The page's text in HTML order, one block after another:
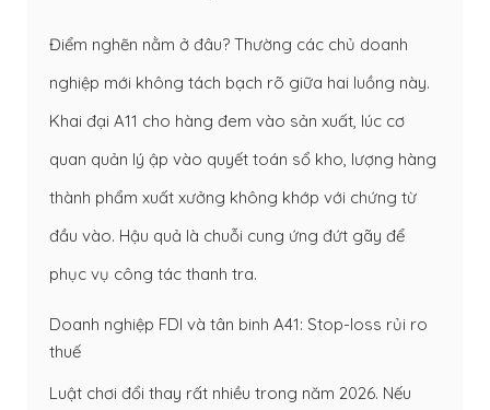
Điểm nghẽn nằm ở đâu? Thường các chủ doanh
nghiệp mới không tách bạch rõ giữa hai luồng này.
Khai đại A11 cho hàng đem vào sản xuất, lúc cơ
quan quản lý ập vào quyết toán sổ kho, lượng hàng
thành phẩm xuất xưởng không khớp với chứng từ
đầu vào. Hậu quả là chuỗi cung ứng đứt gãy để
phục vụ công tác thanh tra.
Doanh nghiệp FDI và tân binh A41: Stop-loss rủi ro
thuế
Luật chơi đổi thay rất nhiều trong năm 2026. Nếu